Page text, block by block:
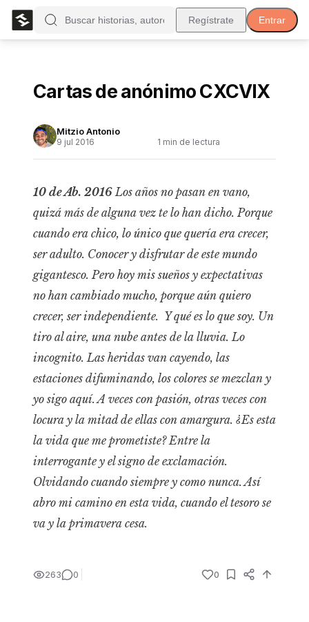
Regístrate Entrar
Cartas de anónimo CXCVIX
Mitzio Antonio
9 jul 2016 1 min de lectura
10 de Ab. 2016 Los años no pasan en vano,
quizá más de alguna vez te lo han dicho. Porque
cuando era chico, lo único que quería era crecer,
ser adulto. Conocer y disfrutar de este mundo
gigantesco. Pero hoy mis sueños y expectativas
no han cambiado mucho, porque aún quiero
crecer, ser independiente. Y qué es lo que soy. Un
tiro al aire, una nube antes de la lluvia. Lo
incognito. Las heridas van cayendo, las
estaciones difuminando, los colores se mezclan y
yo sigo aquí. A veces con pasión, otras veces con
locura y la mitad de ellas con amargura. ¿Es esta
la vida que me prometiste? Entre la
interrogante y el signo de exclamación.
Olvidando cuando siempre y como nunca. Así
abro mi camino en esta vida, cuando el tesoro se
va y la primavera cesa.
263 0 0